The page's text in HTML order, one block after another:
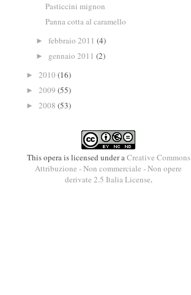
Pasticcini mignon
Panna cotta al caramello
► febbraio 2011 (4)
► gennaio 2011 (2)
► 2010 (16)
► 2009 (55)
► 2008 (53)
This opera is licensed under aCreative Commons
Attribuzione - Non commerciale - Non opere
derivate 2.5 Italia License.